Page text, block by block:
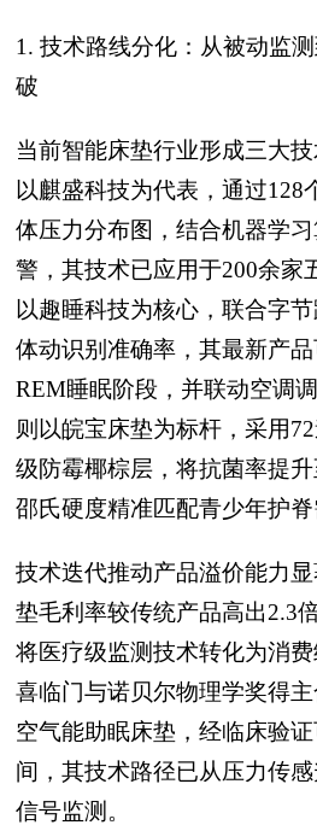
1. 技术路线分化：从被动监
破
当前智能床垫行业形成三大
以麒盛科技为代表，通过128
体压力分布图，结合机器学
警，其技术已应用于200余家
以趣睡科技为核心，联合字
体动识别准确率，其最新产品
REM睡眠阶段，并联动空调
则以皖宝床垫为标杆，采用72
级防霉椰棕层，将抗菌率提
邵氏硬度精准匹配青少年护脊
技术迭代推动产品溢价能力
垫毛利率较传统产品高出2.3
将医疗级监测技术转化为消费
喜临门与诺贝尔物理学奖得
空气能助眠床垫，经临床验
间，其技术路径已从压力传
信号监测。